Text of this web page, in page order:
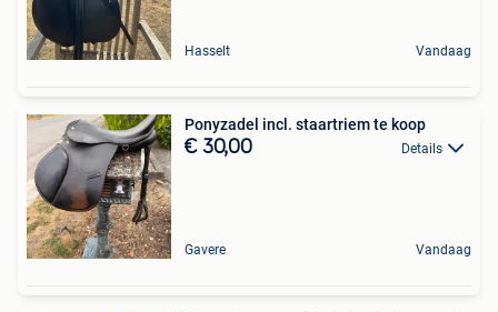
Hasselt Vandaag
Ponyzadel incl. staartriem te koop
€ 30,00 Details
Gavere Vandaag